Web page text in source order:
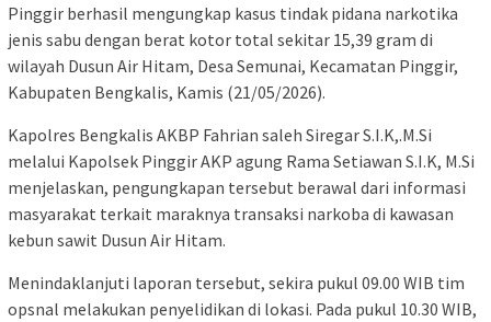
Pinggir berhasil mengungkap kasus tindak pidana narkotika
jenis sabu dengan berat kotor total sekitar 15,39 gram di
wilayah Dusun Air Hitam, Desa Semunai, Kecamatan Pinggir,
Kabupaten Bengkalis, Kamis (21/05/2026).
Kapolres Bengkalis AKBP Fahrian saleh Siregar S.I.K,.M.Si
melalui Kapolsek Pinggir AKP agung Rama Setiawan S.I.K, M.Si
menjelaskan, pengungkapan tersebut berawal dari informasi
masyarakat terkait maraknya transaksi narkoba di kawasan
kebun sawit Dusun Air Hitam.
Menindaklanjuti laporan tersebut, sekira pukul 09.00 WIB tim
opsnal melakukan penyelidikan di lokasi. Pada pukul 10.30 WIB,